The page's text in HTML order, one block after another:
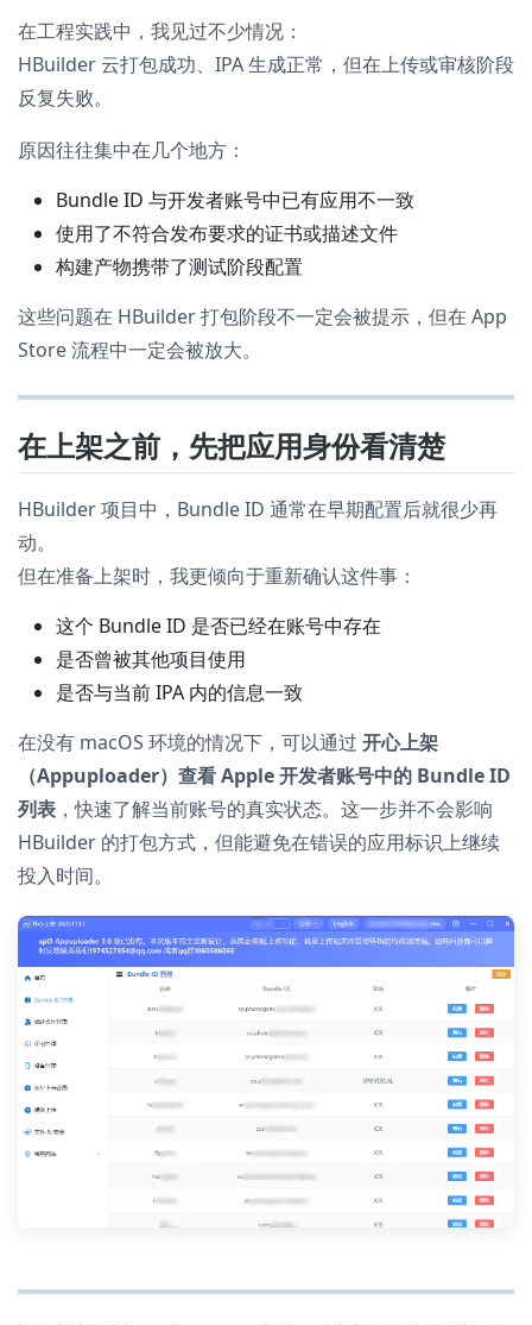
在工程实践中，我见过不少情况：
HBuilder 云打包成功、IPA 生成正常，但在上传或审核阶段
反复失败。
原因往往集中在几个地方：
Bundle ID 与开发者账号中已有应用不一致
使用了不符合发布要求的证书或描述文件
构建产物携带了测试阶段配置
这些问题在 HBuilder 打包阶段不一定会被提示，但在 App
Store 流程中一定会被放大。
在上架之前，先把应用身份看清楚
HBuilder 项目中，Bundle ID 通常在早期配置后就很少再
动。
但在准备上架时，我更倾向于重新确认这件事：
这个 Bundle ID 是否已经在账号中存在
是否曾被其他项目使用
是否与当前 IPA 内的信息一致
在没有 macOS 环境的情况下，可以通过 开心上架
（Appuploader）查看 Apple 开发者账号中的 Bundle ID
列表 ，快速了解当前账号的真实状态。这一步并不会影响
HBuilder 的打包方式，但能避免在错误的应用标识上继续
投入时间。